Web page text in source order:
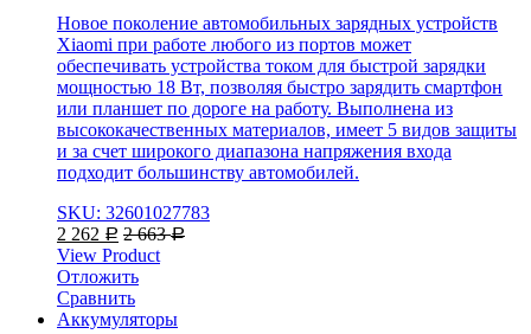
Новое поколение автомобильных зарядных устройств
Xiaomi при работе любого из портов может
обеспечивать устройства током для быстрой зарядки
мощностью 18 Вт, позволяя быстро зарядить смартфон
или планшет по дороге на работу. Выполнена из
высококачественных материалов, имеет 5 видов защиты
и за счет широкого диапазона напряжения входа
подходит большинству автомобилей.
SKU: 32601027783
2 262 Р 2 663Р
View Product
Отложить
Сравнить
Аккумуляторы